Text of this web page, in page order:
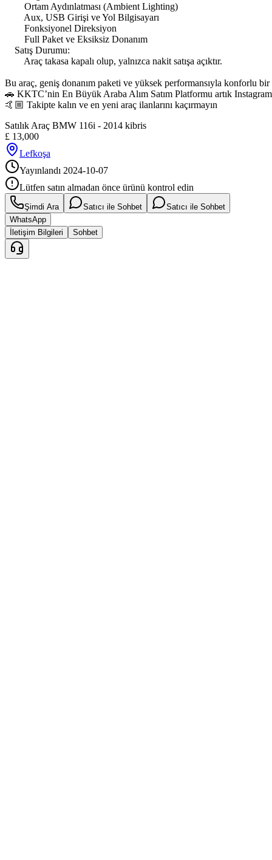
        Ortam Aydınlatması (Ambient Lighting)
        Aux, USB Girişi ve Yol Bilgisayarı
        Fonksiyonel Direksiyon
        Full Paket ve Eksiksiz Donanım
    Satış Durumu:
        Araç takasa kapalı olup, yalnızca nakit satışa açıktır.
Bu araç, geniş donanım paketi ve yüksek performansıyla konforlu
🚗 KKTC’nin En Büyük Araba Alım Satım Platformu artık
🤙🏼 Takipte kalın ve en yeni araç ilanlarını kaçırmayın
Satılık Araç BMW 116i - 2014 kibris
£ 13,000
Lefkoşa
Yayınlandı 2024-10-07
Lütfen satın almadan önce ürünü kontrol edin
Şimdi Ara Satıcı ile Sohbet
Satıcı ile Sohbet
WhatsApp
İletişim Bilgileri
Sohbet